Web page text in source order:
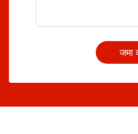
जमा